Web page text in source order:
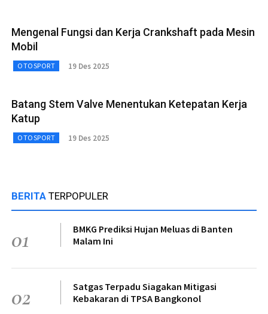
Mengenal Fungsi dan Kerja Crankshaft pada Mesin
Mobil
OTOSPORT 19 Des 2025
Batang Stem Valve Menentukan Ketepatan Kerja
Katup
OTOSPORT 19 Des 2025
BERITA TERPOPULER
01
BMKG Prediksi Hujan Meluas di Banten
Malam Ini
02
Satgas Terpadu Siagakan Mitigasi
Kebakaran di TPSA Bangkonol